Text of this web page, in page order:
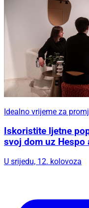
Idealno vrijeme za
Iskoristite ljetne
svoj dom uz Hespo
U srijedu, 12. kolovoza